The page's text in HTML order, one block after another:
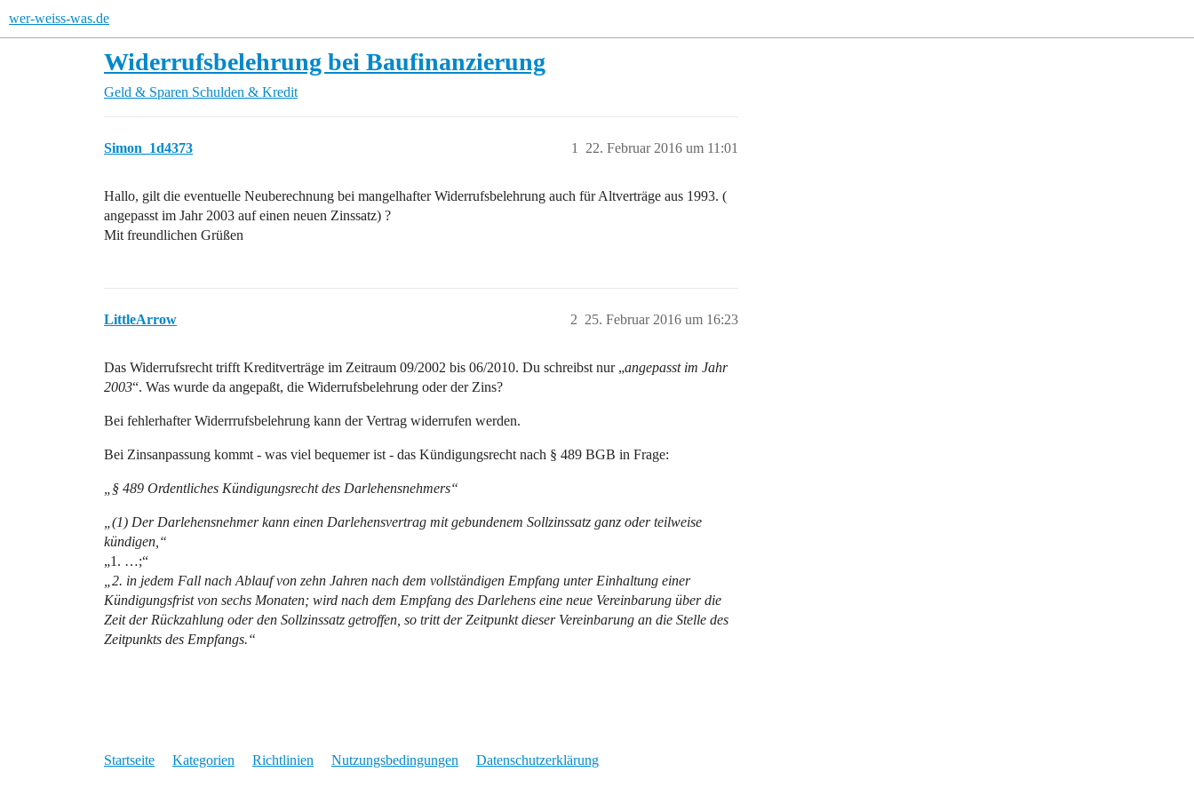
wer-weiss-was.de
Widerrufsbelehrung bei Baufinanzierung
Geld & Sparen Schulden & Kredit
Simon_1d4373 22. Februar 2016 um 11:01
1
Hallo, gilt die eventuelle Neuberechnung bei mangelhafter Widerrufsbelehrung auch für Altverträge aus 1993. (
angepasst im Jahr 2003 auf einen neuen Zinssatz) ?
Mit freundlichen Grüßen
LittleArrow 25. Februar 2016 um 16:23
2
Das Widerrufsrecht trifft Kreditverträge im Zeitraum 09/2002 bis 06/2010. Du schreibst nur „angepasst im Jahr
2003“. Was wurde da angepaßt, die Widerrufsbelehrung oder der Zins?
Bei fehlerhafter Widerrrufsbelehrung kann der Vertrag widerrufen werden.
Bei Zinsanpassung kommt - was viel bequemer ist - das Kündigungsrecht nach § 489 BGB in Frage:
„§ 489 Ordentliches Kündigungsrecht des Darlehensnehmers“
„(1) Der Darlehensnehmer kann einen Darlehensvertrag mit gebundenem Sollzinssatz ganz oder teilweise
kündigen,“
„1. …;“
„2. in jedem Fall nach Ablauf von zehn Jahren nach dem vollständigen Empfang unter Einhaltung einer
Kündigungsfrist von sechs Monaten; wird nach dem Empfang des Darlehens eine neue Vereinbarung über die
Zeit der Rückzahlung oder den Sollzinssatz getroffen, so tritt der Zeitpunkt dieser Vereinbarung an die Stelle des
Zeitpunkts des Empfangs.“
Startseite Kategorien Richtlinien Nutzungsbedingungen Datenschutzerklärung